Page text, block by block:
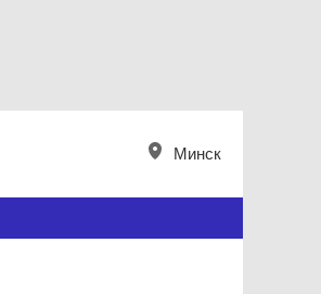
Минск